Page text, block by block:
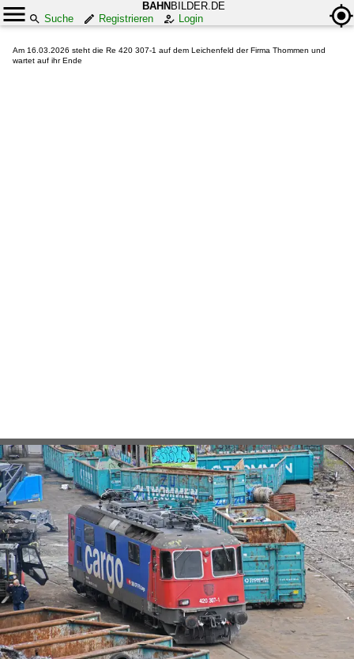
BAHN BILDER.DE
Suche
Registrieren Login
Am 16.03.2026 steht die Re 420 307-1 auf dem Leichenfeld der Firma Thommen und
wartet auf ihr Ende